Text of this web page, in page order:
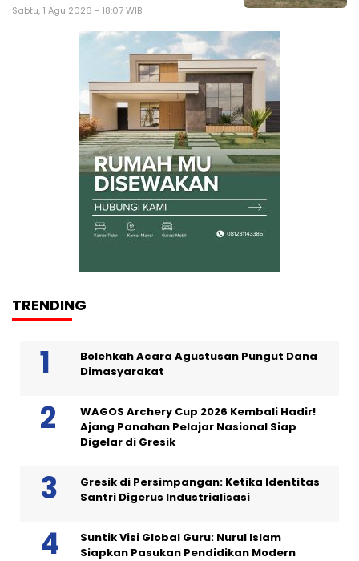
Sabtu, 1 Agu 2026 - 18:07 WIB
TRENDING
Bolehkah Acara Agustusan Pungut Dana
Dimasyarakat
WAGOS Archery Cup 2026 Kembali Hadir!
Ajang Panahan Pelajar Nasional Siap
Digelar di Gresik
Gresik di Persimpangan: Ketika Identitas
Santri Digerus Industrialisasi
Suntik Visi Global Guru: Nurul Islam
Siapkan Pasukan Pendidikan Modern